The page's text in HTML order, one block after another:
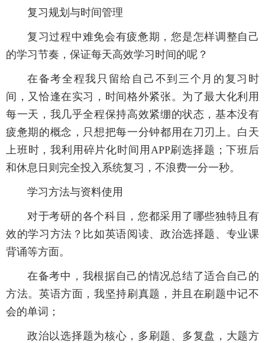
复习规划与时间管理
复习过程中难免会有疲惫期，您是怎样调整自己
的学习节奏，保证每天高效学习时间的呢？
在备考全程我只留给自己不到三个月的复习时
间，又恰逢在实习，时间格外紧张。为了最大化利用
每一天，我几乎全程保持高效紧绷的状态，基本没有
疲惫期的概念，只想把每一分钟都用在刀刃上。白天
上班时，我利用碎片化时间用APP刷选择题；下班后
和休息日则完全投入系统复习，不浪费一分一秒。
学习方法与资料使用
对于考研的各个科目，您都采用了哪些独特且有
效的学习方法？比如英语阅读、政治选择题、专业课
背诵等方面。
在备考中，我根据自己的情况总结了适合自己的
方法。英语方面，我坚持刷真题，并且在刷题中记不
会的单词；
政治以选择题为核心，多刷题、多复盘，大题方